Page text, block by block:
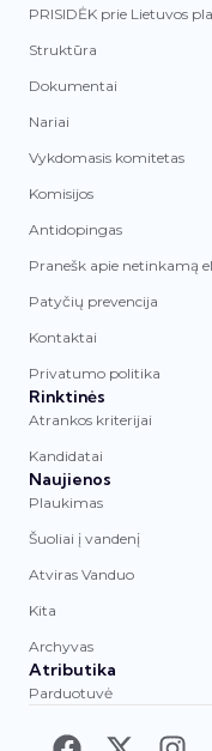
PRISIDĖK prie Lietuvos
Struktūra
Dokumentai
Nariai
Vykdomasis komitetas
Komisijos
Antidopingas
Pranešk apie netinkamą
Patyčių prevencija
Kontaktai
Privatumo politika
Rinktinės
Atrankos kriterijai
Kandidatai
Naujienos
Plaukimas
Šuoliai į vandenį
Atviras Vanduo
Kita
Archyvas
Atributika
Parduotuvė